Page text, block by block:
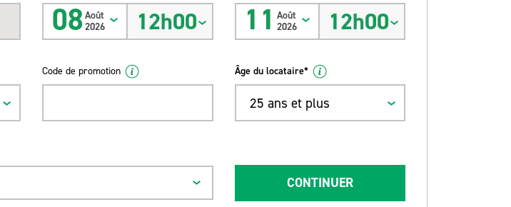
08Août
2026
12h00 11 Août
2026
12h00
Code de promotion Âge du locataire*
25 ans et plus
CONTINUER